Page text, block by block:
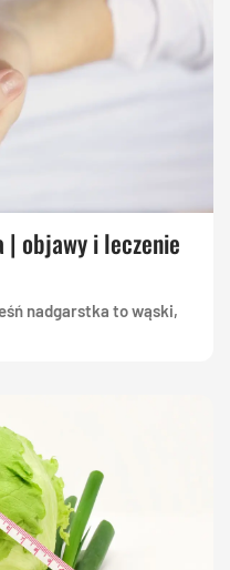
| objawy i leczenie
nadgarstka to wąski,